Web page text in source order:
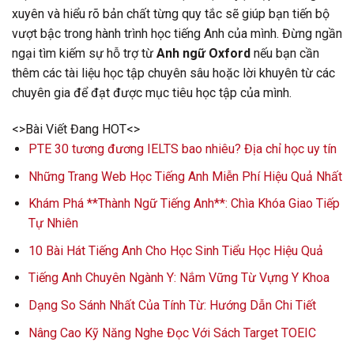
xuyên và hiểu rõ bản chất từng quy tắc sẽ giúp bạn tiến bộ
vượt bậc trong hành trình học tiếng Anh của mình. Đừng ngần
ngại tìm kiếm sự hỗ trợ từ Anh ngữ Oxford nếu bạn cần
thêm các tài liệu học tập chuyên sâu hoặc lời khuyên từ các
chuyên gia để đạt được mục tiêu học tập của mình.
<>Bài Viết Đang HOT<>
PTE 30 tương đương IELTS bao nhiêu? Địa chỉ học uy tín
Những Trang Web Học Tiếng Anh Miễn Phí Hiệu Quả Nhất
Khám Phá **Thành Ngữ Tiếng Anh**: Chìa Khóa Giao Tiếp
Tự Nhiên
10 Bài Hát Tiếng Anh Cho Học Sinh Tiểu Học Hiệu Quả
Tiếng Anh Chuyên Ngành Y: Nắm Vững Từ Vựng Y Khoa
Dạng So Sánh Nhất Của Tính Từ: Hướng Dẫn Chi Tiết
Nâng Cao Kỹ Năng Nghe Đọc Với Sách Target TOEIC